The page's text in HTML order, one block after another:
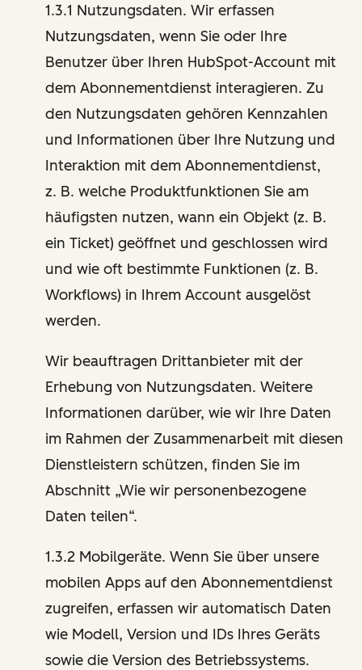
1.3.1 Nutzungsdaten. Wir erfassen
Nutzungsdaten, wenn Sie oder Ihre
Benutzer über Ihren HubSpot-Account mit
dem Abonnementdienst interagieren. Zu
den Nutzungsdaten gehören Kennzahlen
und Informationen über Ihre Nutzung und
Interaktion mit dem Abonnementdienst,
z. B. welche Produktfunktionen Sie am
häufigsten nutzen, wann ein Objekt (z. B.
ein Ticket) geöffnet und geschlossen wird
und wie oft bestimmte Funktionen (z. B.
Workflows) in Ihrem Account ausgelöst
werden.
Wir beauftragen Drittanbieter mit der
Erhebung von Nutzungsdaten. Weitere
Informationen darüber, wie wir Ihre Daten
im Rahmen der Zusammenarbeit mit diesen
Dienstleistern schützen, finden Sie im
Abschnitt „Wie wir personenbezogene
Daten teilen“.
1.3.2 Mobilgeräte. Wenn Sie über unsere
mobilen Apps auf den Abonnementdienst
zugreifen, erfassen wir automatisch Daten
wie Modell, Version und IDs Ihres Geräts
sowie die Version des Betriebssystems.